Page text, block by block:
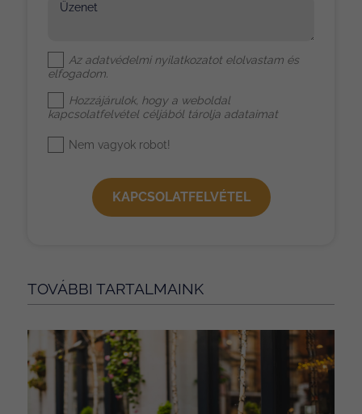
Üzenet
Az adatvédelmi nyilatkozatot elolvastam és
elfogadom.
Hozzájárulok, hogy a weboldal
kapcsolatfelvétel céljából tárolja adataimat
Nem vagyok robot!
KAPCSOLATFELVÉTEL
TOVÁBBI TARTALMAINK